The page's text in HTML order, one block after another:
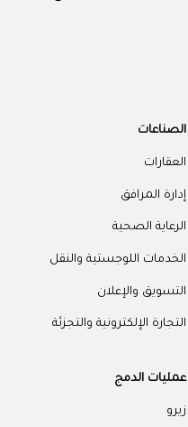
الصناعات
العقارات
إدارة المرافق
الرعاية الصحية
الخدمات اللوجستية والنقل
التسويق والإعلان
التجارة الإلكترونية والتجزئة
عمليات الدمج
زيرو